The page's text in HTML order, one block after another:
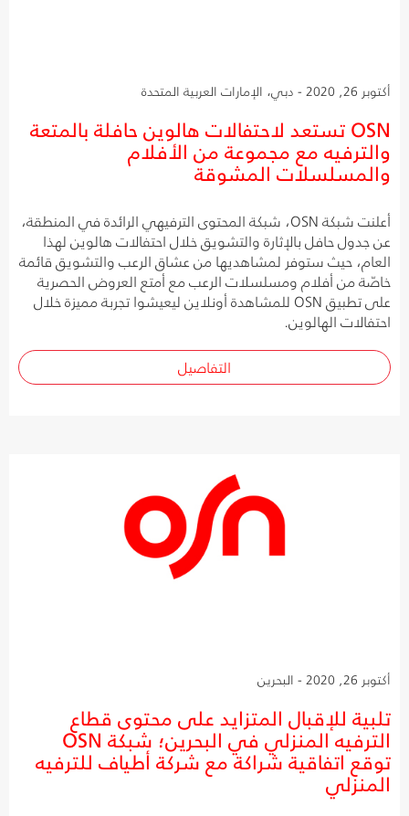
أكتوبر 26, 2020 - دبي، الإمارات العربية المتحدة
OSN تستعد لاحتفالات هالوين حافلة بالمتعة
والترفيه مع مجموعة من الأفلام
والمسلسلات المشوقة
أعلنت شبكة OSN، شبكة المحتوى الترفيهي الرائدة في المنطقة،
عن جدول حافل بالإثارة والتشويق خلال احتفالات هالوين لهذا
العام، حيث ستوفر لمشاهديها من عشاق الرعب والتشويق قائمة
خاصّة من أفلام ومسلسلات الرعب مع أمتع العروض الحصرية
على تطبيق OSN للمشاهدة أونلاين ليعيشوا تجربة مميزة خلال
احتفالات الهالوين.
التفاصيل
أكتوبر 26, 2020 - البحرين
تلبية للإقبال المتزايد على محتوى قطاع
الترفيه المنزلي في البحرين؛ شبكة OSN
توقع اتفاقية شراكة مع شركة أطياف للترفيه
المنزلي